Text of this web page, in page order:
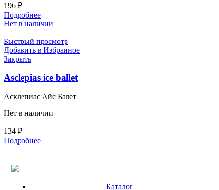
196 ₽
Подробнее
Нет в наличии
Быстрый просмотр
Добавить в Избранное
Закрыть
Asclepias ice ballet
Асклепиас Айс Балет
Нет в наличии
134 ₽
Подробнее
Каталог